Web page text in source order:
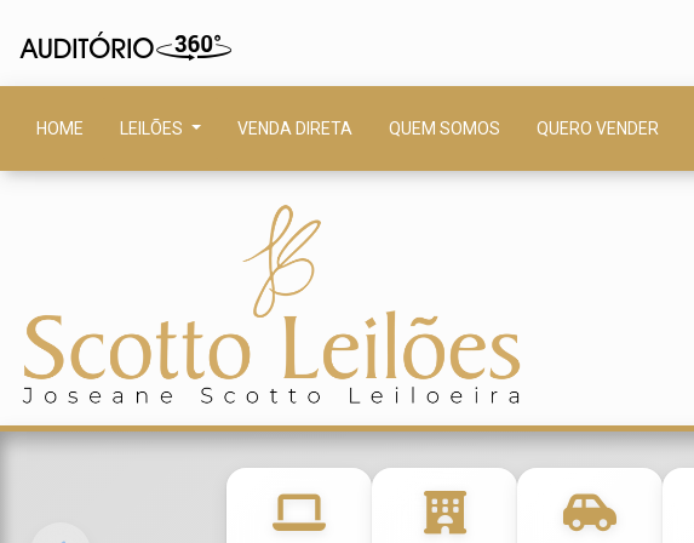
HOME LEILÕES VENDA DIRETA QUEM SOMOS QUERO VENDER